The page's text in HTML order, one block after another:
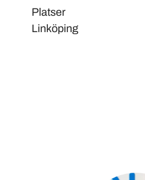
Platser
Linköping